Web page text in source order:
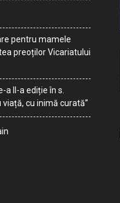
pentru mamele
preoților Vicariatului
a II-a ediție în s.
viață, cu inimă curată”